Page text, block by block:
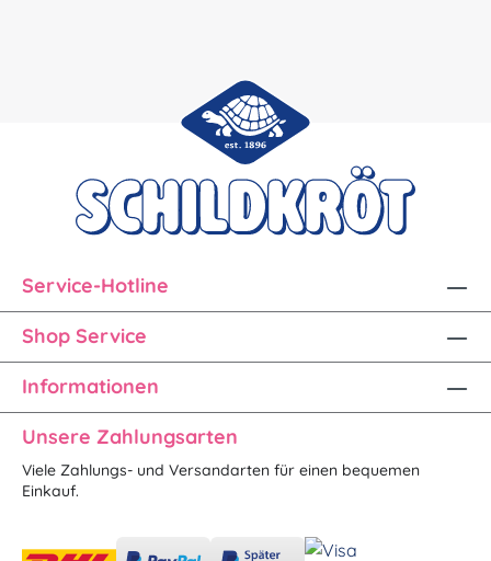
Service-Hotline
Shop Service
Informationen
Unsere Zahlungsarten
Viele Zahlungs- und Versandarten für einen bequemen
Einkauf.